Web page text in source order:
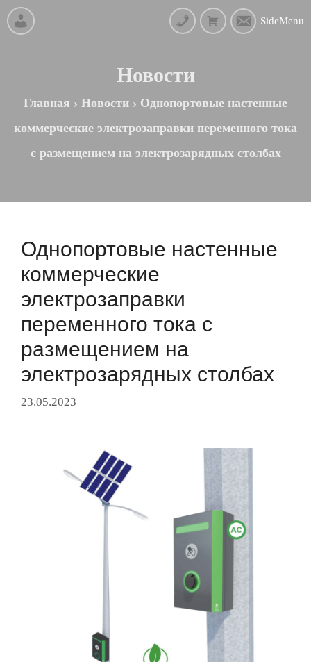
SideMenu
Новости
Главная › Новости › Однопортовые настенные
коммерческие электрозаправки переменного тока
с размещением на электрозарядных столбах
Однопортовые настенные
коммерческие
электрозаправки
переменного тока с
размещением на
электрозарядных столбах
23.05.2023